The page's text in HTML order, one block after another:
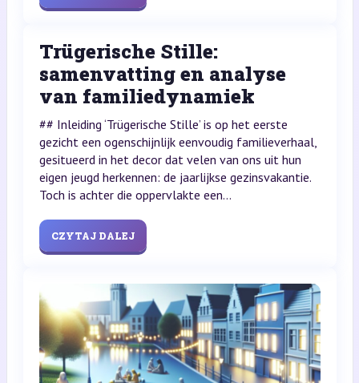
Trügerische Stille:
samenvatting en analyse
van familiedynamiek
## Inleiding ‘Trügerische Stille’ is op het eerste
gezicht een ogenschijnlijk eenvoudig familieverhaal,
gesitueerd in het decor dat velen van ons uit hun
eigen jeugd herkennen: de jaarlijkse gezinsvakantie.
Toch is achter die oppervlakte een...
CZYTAJ DALEJ